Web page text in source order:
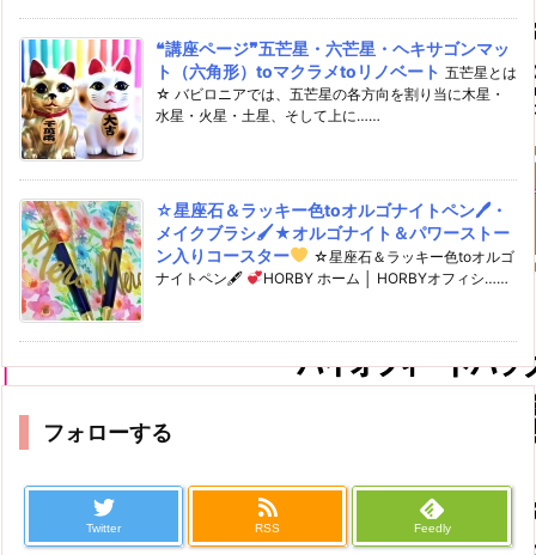
❝講座ページ❞五芒星・六芒星・ヘキサゴンマッ
ト（六角形）toマクラメtoリノベート 五芒星とは
☆ バビロニアでは、五芒星の各方向を割り当に木星・
水星・火星・土星、そして上に……
☆星座石＆ラッキー色toオルゴナイトペン🖊・
メイクブラシ🖌★オルゴナイト＆パワーストー
ン入りコースター
☆星座石＆ラッキー色toオルゴ
ナイトペン🖋
HORBY ホーム │ HORBYオフィシ……
フォローする
Twitter RSS Feedly